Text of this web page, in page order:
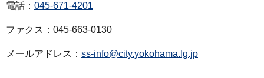
電話： 045-671-4201
ファクス：045-663-0130
メールアドレス： ss-info@city.yokohama.lg.jp